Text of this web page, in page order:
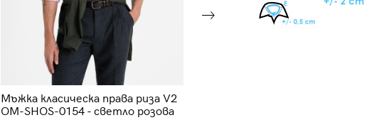
Мъжка класическа права риза V2
OM-SHOS-0154 - светло розова